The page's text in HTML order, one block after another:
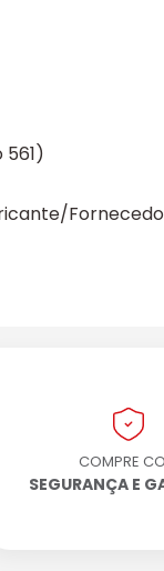
COMPRE
SEGURANÇA E